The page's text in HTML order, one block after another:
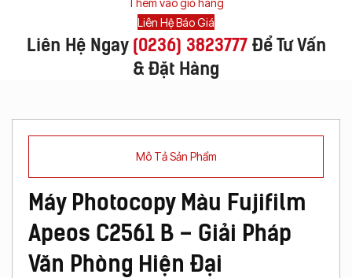
Liên Hệ Báo Giá
Liên Hệ Ngay (0236) 3823777Để Tư Vấn
& Đặt Hàng
Mô Tả Sản Phẩm
Máy Photocopy Màu Fujifilm
Apeos C2561 B – Giải Pháp
Văn Phòng Hiện Đại